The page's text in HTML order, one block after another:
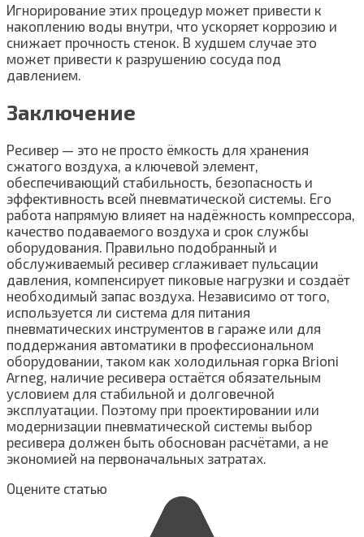
Игнорирование этих процедур может привести к
накоплению воды внутри, что ускоряет коррозию и
снижает прочность стенок. В худшем случае это
может привести к разрушению сосуда под
давлением.
Заключение
Ресивер — это не просто ёмкость для хранения
сжатого воздуха, а ключевой элемент,
обеспечивающий стабильность, безопасность и
эффективность всей пневматической системы. Его
работа напрямую влияет на надёжность компрессора,
качество подаваемого воздуха и срок службы
оборудования. Правильно подобранный и
обслуживаемый ресивер сглаживает пульсации
давления, компенсирует пиковые нагрузки и создаёт
необходимый запас воздуха. Независимо от того,
используется ли система для питания
пневматических инструментов в гараже или для
поддержания автоматики в профессиональном
оборудовании, таком как холодильная горка Brioni
Arneg, наличие ресивера остаётся обязательным
условием для стабильной и долговечной
эксплуатации. Поэтому при проектировании или
модернизации пневматической системы выбор
ресивера должен быть обоснован расчётами, а не
экономией на первоначальных затратах.
Оцените статью